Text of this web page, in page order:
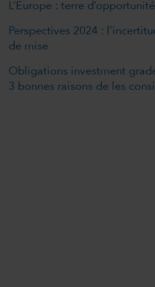
L’Europe : terre
Perspectives 2024 :
de mise
Obligations investment
3 bonnes raisons de les